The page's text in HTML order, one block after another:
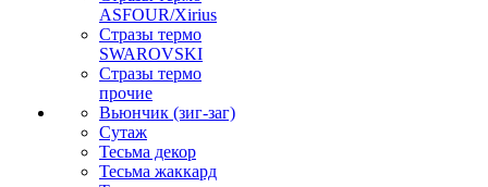
ASFOUR/Xirius
Стразы термо
SWAROVSKI
Стразы термо
прочие
Вьюнчик (зиг-заг)
Сутаж
Тесьма декор
Тесьма жаккард